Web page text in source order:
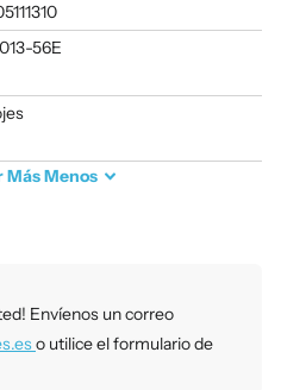
56E
MásMenos
Envíenos un correo
o utilice el formulario de